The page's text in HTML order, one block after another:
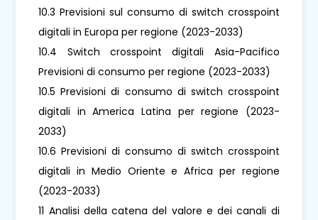
10.3 Previsioni sul consumo di switch crosspoint
digitali in Europa per regione (2023-2033)
10.4 Switch crosspoint digitali Asia-Pacifico
Previsioni di consumo per regione (2023-2033)
10.5 Previsioni di consumo di switch crosspoint
digitali in America Latina per regione (2023-
2033)
10.6 Previsioni di consumo di switch crosspoint
digitali in Medio Oriente e Africa per regione
(2023-2033)
11 Analisi della catena del valore e dei canali di